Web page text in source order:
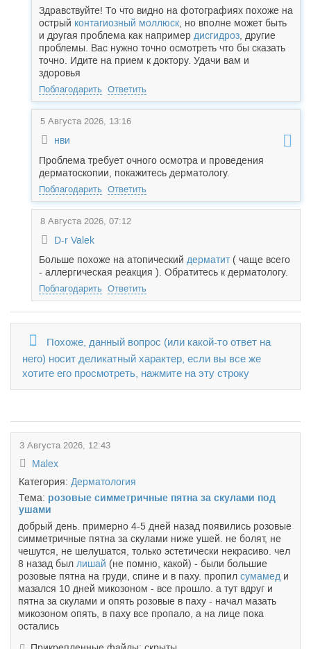
Здравствуйте! То что видно на фотографиях похоже на
острый контагиозный моллюск , но вполне может быть
и другая проблема как например дисгидроз , другие
проблемы. Вас нужно точно осмотреть что бы сказать
точно. Идите на прием к доктору. Удачи вам и
здоровья
Поблагодарить Ответить
5 Августа 2026, 13:16
нви
Проблема требует очного осмотра и проведения
дерматоскопии, покажитесь дерматологу.
Поблагодарить Ответить
8 Августа 2026, 07:12
D-r Valek
Больше похоже на атопический дерматит( чаще всего
- аллергическая реакция ). Обратитесь к дерматологу.
Поблагодарить Ответить
Похоже, данный вопрос (или какой-то ответ на
него) носит деликатный характер, если вы все же
хотите его просмотреть, нажмите на эту строку
3 Августа 2026, 12:43
Malex
Категория: Дерматология
Тема: розовые симметричные пятна за скулами под
ушами
добрый день. примерно 4-5 дней назад появились розовые
симметричные пятна за скулами ниже ушей. не болят, не
чешутся, не шелушатся, только эстетически некрасиво. чел
8 назад был лишай (не помню, какой) - были большие
розовые пятна на груди, спине и в паху. пропил сумамед и
мазался 10 дней микозоном - все прошло. а тут вдруг и
пятна за скулами и опять розовые в паху - начал мазать
микозоном опять, в паху все пропало, а на лице пока
остались